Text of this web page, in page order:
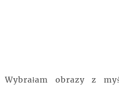
Wybrałam obrazy z